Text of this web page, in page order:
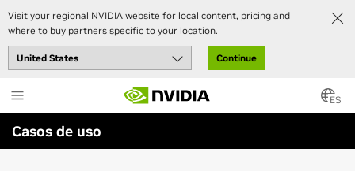
Visit your regional NVIDIA website for local content, pricing and
where to buy partners specific to your location.
Continue
to
main
content
ES
Casos de uso